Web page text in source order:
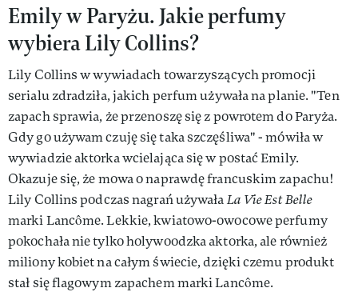
Emily w Paryżu. Jakie perfumy
wybiera Lily Collins?
Lily Collins w wywiadach towarzyszących promocji
serialu zdradziła, jakich perfum używała na planie. "Ten
zapach sprawia, że przenoszę się z powrotem do Paryża.
Gdy go używam czuję się taka szczęśliwa" - mówiła w
wywiadzie aktorka wcielająca się w postać Emily.
Okazuje się, że mowa o naprawdę francuskim zapachu!
Lily Collins podczas nagrań używałaLa Vie Est Belle
marki Lancôme. Lekkie, kwiatowo-owocowe perfumy
pokochała nie tylko holywoodzka aktorka, ale również
miliony kobiet na całym świecie, dzięki czemu produkt
stał się flagowym zapachem marki Lancôme.